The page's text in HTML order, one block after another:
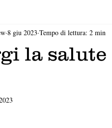
la
8 giu 2023 Tempo di lettura: 2 min